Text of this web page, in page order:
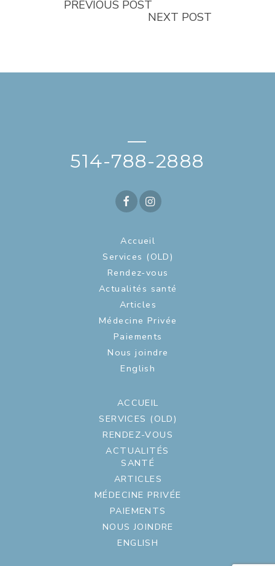
PREVIOUS POST
NEXT POST
—
514-788-2888
Accueil
Services (OLD)
Rendez-vous
Actualités santé
Articles
Médecine Privée
Paiements
Nous joindre
English
ACCUEIL
SERVICES (OLD)
RENDEZ-VOUS
ACTUALITÉS
SANTÉ
ARTICLES
MÉDECINE PRIVÉE
PAIEMENTS
NOUS JOINDRE
ENGLISH